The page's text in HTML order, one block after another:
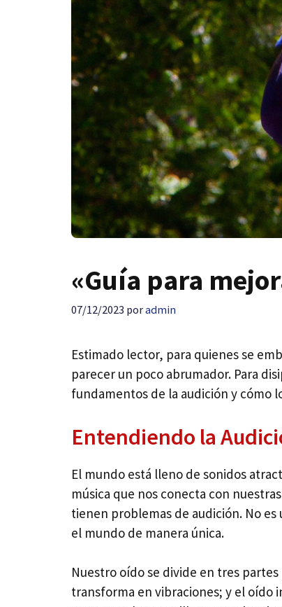
«Guía para
07/12/2023 poradmin
Estimado lector, para quienes se
parecer un poco abrumador. Para
fundamentos de la audición y cómo
Entendiendo la
El mundo está lleno de sonidos
música que nos conecta con
tienen problemas de audición. No
el mundo de manera única.
Nuestro oído se divide en tres
transforma en vibraciones; y el oído